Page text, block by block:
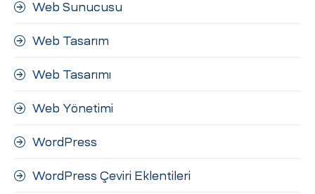
Web Sunucusu
Web Tasarım
Web Tasarımı
Web Yönetimi
WordPress
WordPress Çeviri Eklentileri